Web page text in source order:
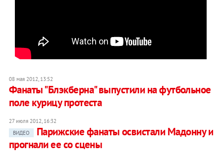
08 мая 2012, 13:52
Фанаты "Блэкберна" выпустили на футбольное
поле курицу протеста
27 июля 2012, 16:32
ВИДЕО
Парижские фанаты освистали Мадонну и
прогнали ее со сцены